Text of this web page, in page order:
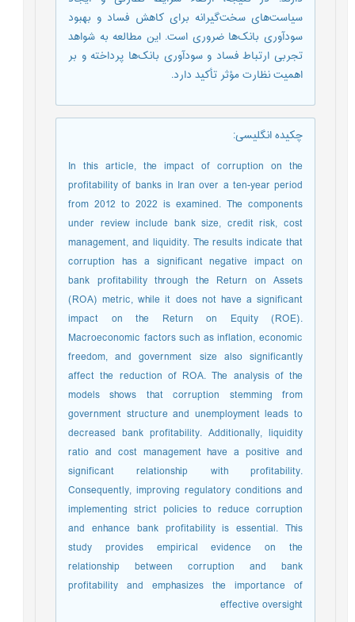
سیاست‌های سخت‌گیرانه برای کاهش فساد و بهبود
سودآوری بانک‌ها ضروری است. این مطالعه به شواهد
تجربی ارتباط فساد و سودآوری بانک‌ها پرداخته و بر
اهمیت نظارت مؤثر تأکید دارد.
چکیده انگلیسی:
In this article, the impact of corruption on the
profitability of banks in Iran over a ten-year period
from 2012 to 2022 is examined. The components
under review include bank size, credit risk, cost
management, and liquidity. The results indicate that
corruption has a significant negative impact on
bank profitability through the Return on Assets
(ROA) metric, while it does not have a significant
impact on the Return on Equity (ROE).
Macroeconomic factors such as inflation, economic
freedom, and government size also significantly
affect the reduction of ROA. The analysis of the
models shows that corruption stemming from
government structure and unemployment leads to
decreased bank profitability. Additionally, liquidity
ratio and cost management have a positive and
significant relationship with profitability.
Consequently, improving regulatory conditions and
implementing strict policies to reduce corruption
and enhance bank profitability is essential. This
study provides empirical evidence on the
relationship between corruption and bank
profitability and emphasizes the importance of
effective oversight